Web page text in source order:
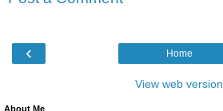
‹ Home
View web version
About Me